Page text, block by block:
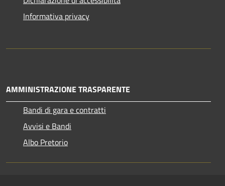
Informativa privacy
AMMINISTRAZIONE TRASPARENTE
Bandi di gara e contratti
Avvisi e Bandi
Albo Pretorio